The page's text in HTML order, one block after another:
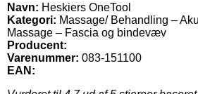
Navn: Heskiers OneTool
Kategori: Massage/ Behandling –
Massage – Fascia og bindevæv
Producent:
Varenummer: 083-151100
EAN: